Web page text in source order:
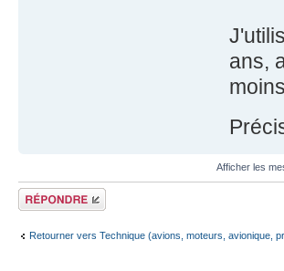
ans,
Afficher les
Répondre
Retourner vers Technique (avions, moteurs, avionique,